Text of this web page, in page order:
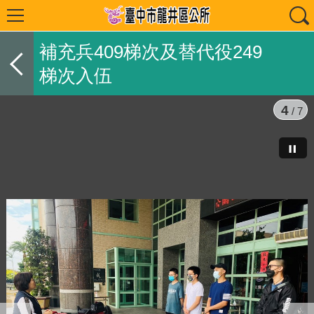
補充兵409梯次及替代役249
梯次入伍
4 / 7